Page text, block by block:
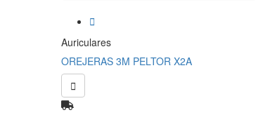

Auriculares
OREJERAS 3M PELTOR X2A
